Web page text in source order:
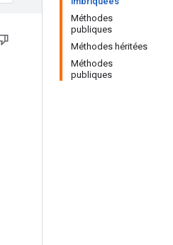
Méthodes
publiques
Méthodes héritées
Méthodes
publiques